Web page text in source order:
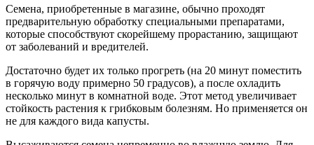
Семена, приобретенные в магазине, обычно проходят
предварительную обработку специальными препаратами,
которые способствуют скорейшему прорастанию, защищают
от заболеваний и вредителей.
Достаточно будет их только прогреть (на 20 минут поместить
в горячую воду примерно 50 градусов), а после охладить
несколько минут в комнатной воде. Этот метод увеличивает
стойкость растения к грибковым болезням. Но применяется он
не для каждого вида капусты.